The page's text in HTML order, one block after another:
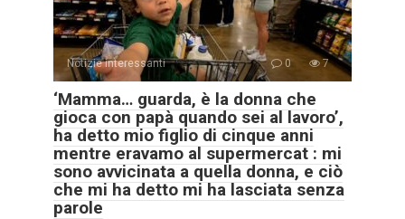
Notizie interessanti 0 7
‘Mamma… guarda, è la donna che
gioca con papà quando sei al lavoro’,
ha detto mio figlio di cinque anni
mentre eravamo al supermercat : mi
sono avvicinata a quella donna, e ciò
che mi ha detto mi ha lasciata senza
parole